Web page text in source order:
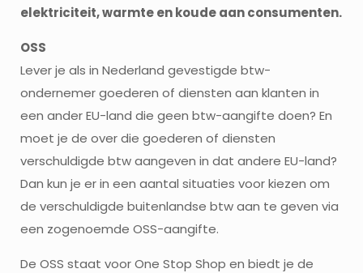
elektriciteit, warmte en koude aan consumenten.
OSS
Lever je als in Nederland gevestigde btw-
ondernemer goederen of diensten aan klanten in
een ander EU-land die geen btw-aangifte doen? En
moet je de over die goederen of diensten
verschuldigde btw aangeven in dat andere EU-land?
Dan kun je er in een aantal situaties voor kiezen om
de verschuldigde buitenlandse btw aan te geven via
een zogenoemde OSS-aangifte.
De OSS staat voor One Stop Shop en biedt je de